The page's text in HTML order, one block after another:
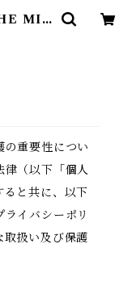
MID
の重要性につい
律（以下「個人
ると共に、以下
イバシーポリ
取扱い及び保護